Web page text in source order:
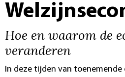
Hoe en waarom de
veranderen
In deze tijden van toenemende